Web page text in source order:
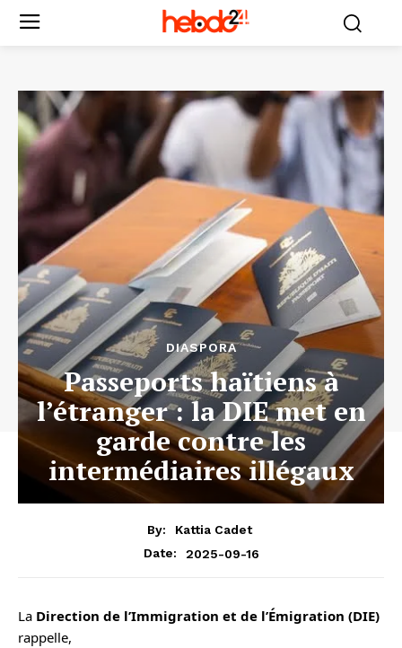
DIASPORA
Passeports haïtiens à
l’étranger : la DIE met en
garde contre les
intermédiaires illégaux
By:
Kattia Cadet
Date:
2025-09-16
La Direction de l’Immigration et de l’Émigration (DIE)
rappelle,